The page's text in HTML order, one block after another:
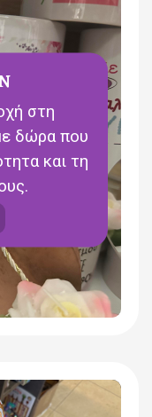
στη
δώρα που
και τη